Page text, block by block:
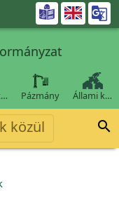

Pázmány Állami k…
közül 